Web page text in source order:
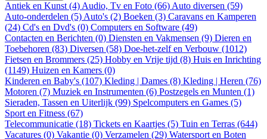
Antiek en Kunst (4) Audio, Tv en Foto (66) Auto diversen (59)
Auto-onderdelen (5) Auto's (2) Boeken (3) Caravans en Kamperen
(24) Cd's en Dvd's (0) Computers en Software (49)
Contacten en Berichten (0) Diensten en Vakmensen (9) Dieren en
Toebehoren (83) Diversen (58) Doe-het-zelf en Verbouw (1012)
Fietsen en Brommers (25) Hobby en Vrije tijd (8) Huis en Inrichting
(1149) Huizen en Kamers (0)
Kinderen en Baby's (107) Kleding | Dames (8) Kleding | Heren (76)
Motoren (7) Muziek en Instrumenten (6) Postzegels en Munten (1)
Sieraden, Tassen en Uiterlijk (99) Spelcomputers en Games (5)
Sport en Fitness (67)
Telecommunicatie (18) Tickets en Kaartjes (5) Tuin en Terras (644)
Vacatures (0) Vakantie (0) Verzamelen (29) Watersport en Boten